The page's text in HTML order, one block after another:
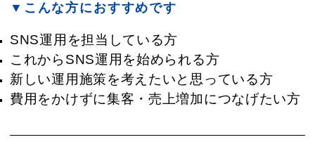
▼こんな方におすすめです
SNS運用を担当している方
これからSNS運用を始められる方
新しい運用施策を考えたいと思っている方
費用をかけずに集客・売上増加につなげたい方